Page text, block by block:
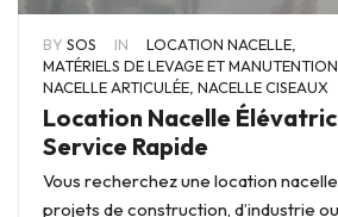
BY SOS IN LOCATION NACELLE
MATÉRIELS DE LEVAGE ET MANUTENTION
NACELLE ARTICULÉE NACELLE CISEAUX
Location Nacelle
Service Rapide
Vous recherchez une location
projets de construction, d’industrie